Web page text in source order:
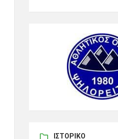
ΙΣΤΟΡΙΚΌ